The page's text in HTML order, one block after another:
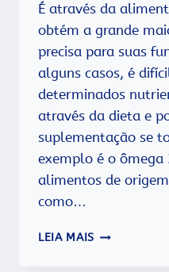
É através da
obtém a grande
precisa para suas
alguns casos, é
determinados
através da dieta e
suplementação se
exemplo é o ômega
alimentos de
como…
LEIA MAIS 5